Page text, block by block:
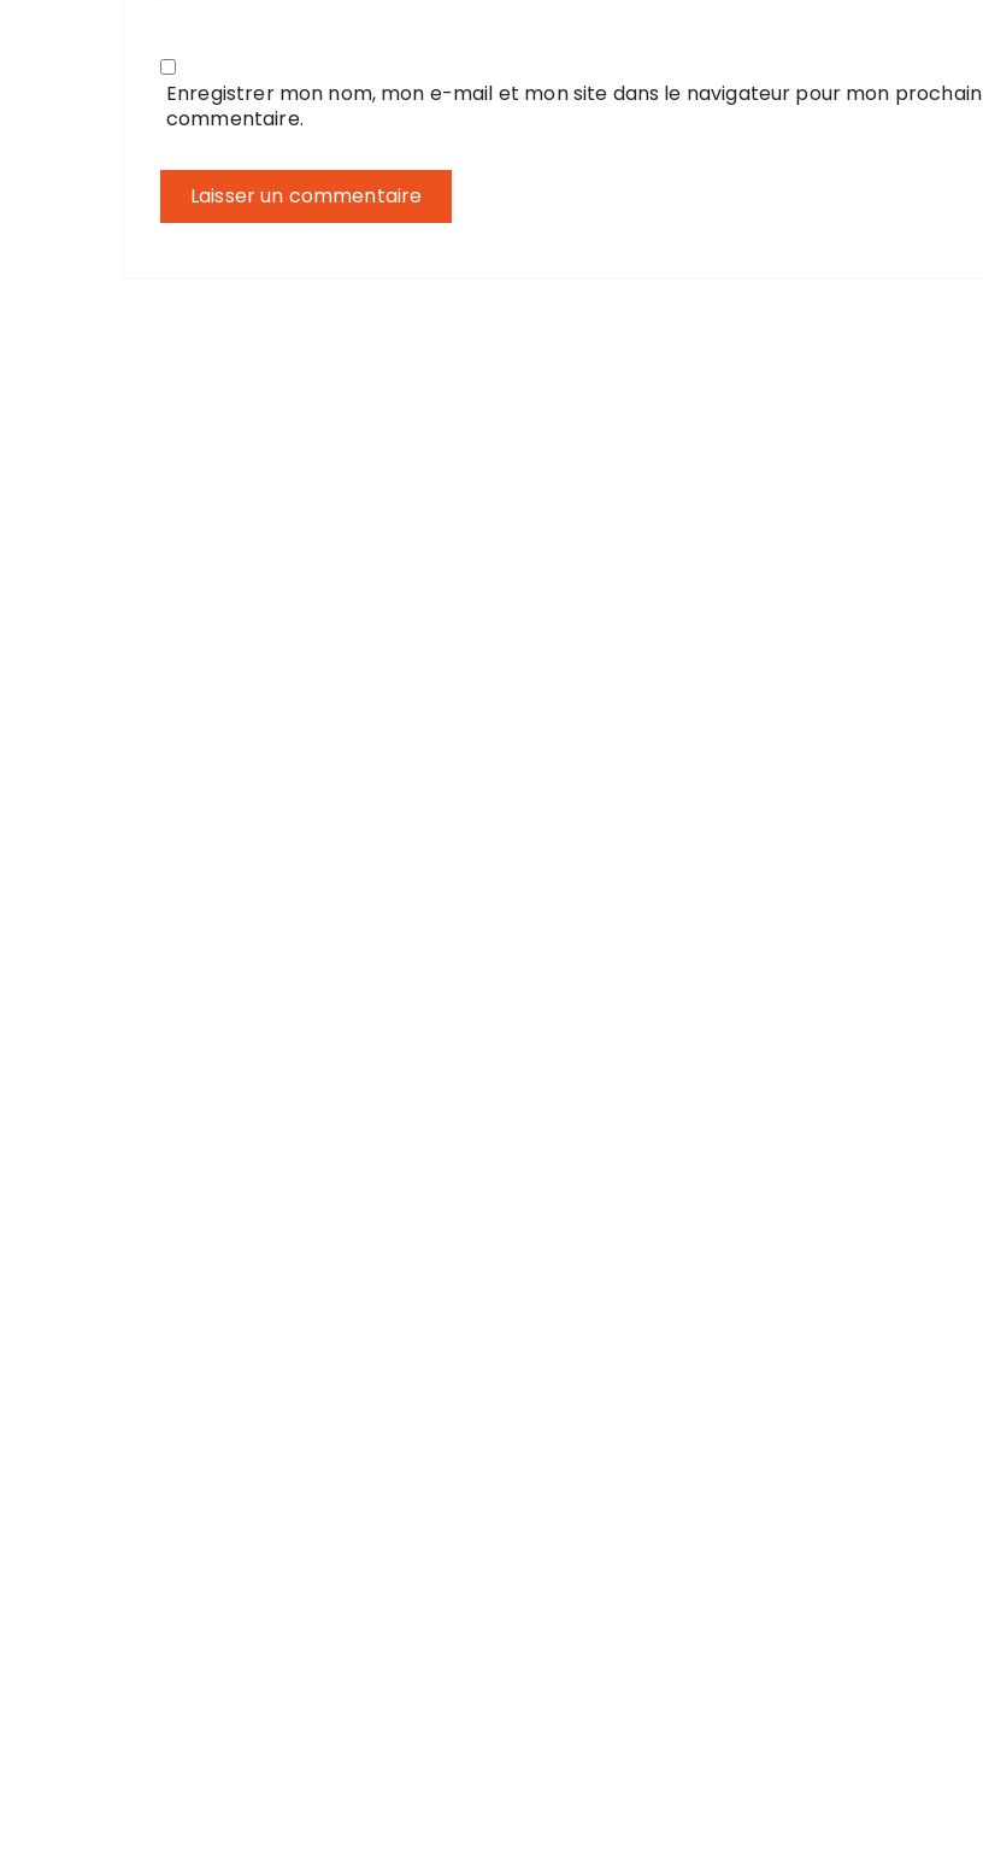
Enregistrer mon nom, mon e-mail et mon site dans le navigateur pour mon prochain
commentaire.